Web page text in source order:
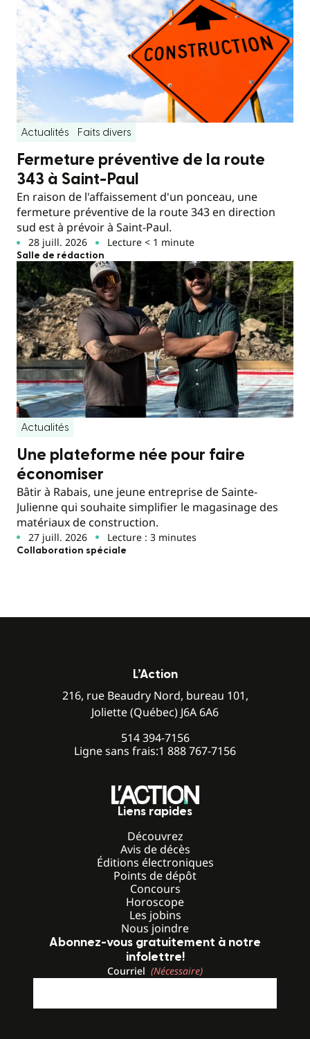
Actualités Faits divers
Fermeture préventive de la route
343 à Saint-Paul
En raison de l'affaissement d'un ponceau, une
fermeture préventive de la route 343 en direction
sud est à prévoir à Saint-Paul.
28 juill. 2026 Lecture < 1 minute
Salle de rédaction
Actualités
Une plateforme née pour faire
économiser
Bâtir à Rabais, une jeune entreprise de Sainte-
Julienne qui souhaite simplifier le magasinage des
matériaux de construction.
27 juill. 2026 Lecture : 3 minutes
Collaboration spéciale
L’Action
216, rue Beaudry Nord, bureau 101,
Joliette (Québec) J6A 6A6
514 394-7156
Ligne sans frais:1 888 767-7156
Liens rapides
Découvrez
Avis de décès
Éditions électroniques
Points de dépôt
Concours
Horoscope
Les jobins
Nous joindre
Abonnez-vous gratuitement à notre
infolettre!
Courriel (Nécessaire)